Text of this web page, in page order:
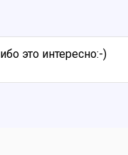
это интересно:-)